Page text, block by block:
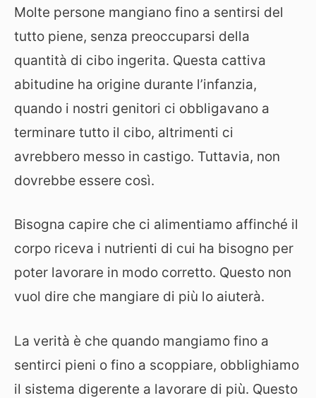
Molte persone mangiano fino a sentirsi del
tutto piene, senza preoccuparsi della
quantità di cibo ingerita. Questa cattiva
abitudine ha origine durante l’infanzia,
quando i nostri genitori ci obbligavano a
terminare tutto il cibo, altrimenti ci
avrebbero messo in castigo. Tuttavia, non
dovrebbe essere così.
Bisogna capire che ci alimentiamo affinché il
corpo riceva i nutrienti di cui ha bisogno per
poter lavorare in modo corretto. Questo non
vuol dire che mangiare di più lo aiuterà.
La verità è che quando mangiamo fino a
sentirci pieni o fino a scoppiare, obblighiamo
il sistema digerente a lavorare di più. Questo